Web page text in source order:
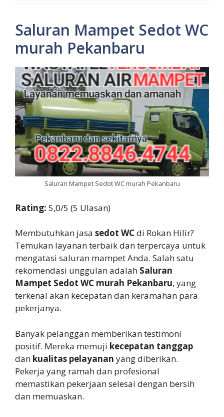
Saluran Mampet Sedot WC
murah Pekanbaru
Saluran Mampet Sedot WC murah Pekanbaru
Rating: 5,0/5 (5 Ulasan)
Membutuhkan jasa sedot WCdi Rokan Hilir?
Temukan layanan terbaik dan terpercaya untuk
mengatasi saluran mampet Anda. Salah satu
rekomendasi unggulan adalah Saluran
Mampet Sedot WC murah Pekanbaru, yang
terkenal akan kecepatan dan keramahan para
pekerjanya.
Banyak pelanggan memberikan testimoni
positif. Mereka memuji kecepatan tanggap
dan kualitas pelayanan yang diberikan.
Pekerja yang ramah dan profesional
memastikan pekerjaan selesai dengan bersih
dan memuaskan.